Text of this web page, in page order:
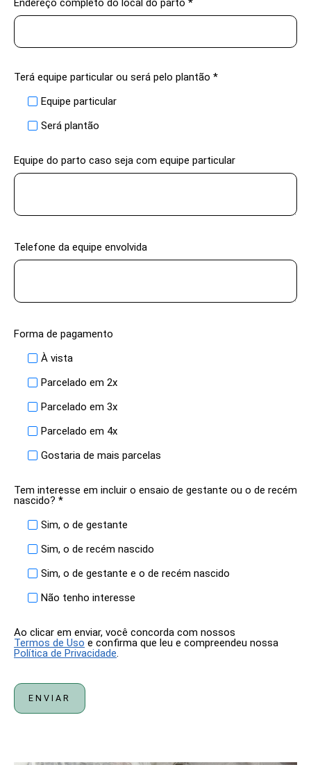
Endereço completo do local do parto *
Terá equipe particular ou será pelo plantão *
Equipe particular
Será plantão
Equipe do parto caso seja com equipe particular
Telefone da equipe envolvida
Forma de pagamento
À vista
Parcelado em 2x
Parcelado em 3x
Parcelado em 4x
Gostaria de mais parcelas
Tem interesse em incluir o ensaio de gestante ou o de recém
nascido? *
Sim, o de gestante
Sim, o de recém nascido
Sim, o de gestante e o de recém nascido
Não tenho interesse
Ao clicar em enviar, você concorda com nossos
Termos de Uso e confirma que leu e compreendeu nossa
Política de Privacidade.
ENVIAR